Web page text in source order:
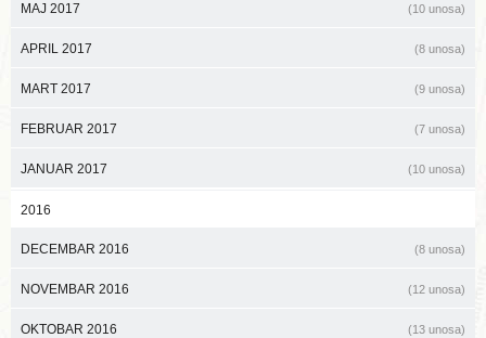
MAJ 2017 (10 unosa)
APRIL 2017 (8 unosa)
MART 2017 (9 unosa)
FEBRUAR 2017 (7 unosa)
JANUAR 2017 (10 unosa)
2016
DECEMBAR 2016 (8 unosa)
NOVEMBAR 2016 (12 unosa)
OKTOBAR 2016 (13 unosa)